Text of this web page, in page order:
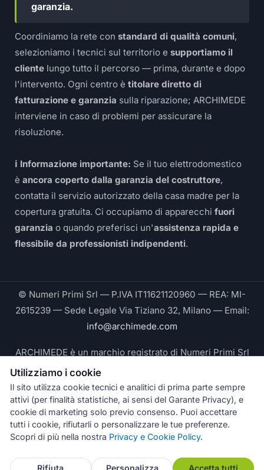
garanzia.
Coordiniamo la rete constandard di qualità comuni,
selezioniamo i tecnici sul territorio esupportiamo il
cliente lungo tutto il percorso — prima, durante e dopo
l'intervento. Ogni centro ètitolare diretto di
fatturazione e garanzia sulla riparazione; ARCHIMEDE
interviene in caso di problemi per assicurare la
risoluzione.
ℹ️ Informazione importante: Se il tuo elettrodomestico
èancora coperto dalla garanzia del costruttore,
contatta il servizio autorizzato della casa madre per la
copertura gratuita. Ci occupiamo di apparecchifuori
garanzia o quando preferisci un'assistenza rapida e
flessibile da professionisti indipendenti.
© Numeri Primi Srl — P.IVA IT11621120960 — REA: MI-
2615239 — Sede Legale Via Tiziano 32, Milano — Email:
info@archimede.com
ARCHIMEDE è un marchio registrato di Numeri Primi Srl
Le fotografie pubblicate su questo sito ritraggono
tecnici Archimede® durante interventi reali e sono di
proprietà esclusiva di Numeri Primi Srl © 2026. Ogni
riproduzione non autorizzata è vietata.
Utilizziamo i cookie
Il sito utilizza cookie tecnici e analitici di prima parte sempre
attivi (per finalità statistiche, ai sensi del Garante Privacy), e
cookie di marketing solo previo consenso. Puoi accettare
tutti i cookie, rifiutarli o personalizzare le tue preferenze.
Scopri di più nella nostra Privacy e Cookie Policy.